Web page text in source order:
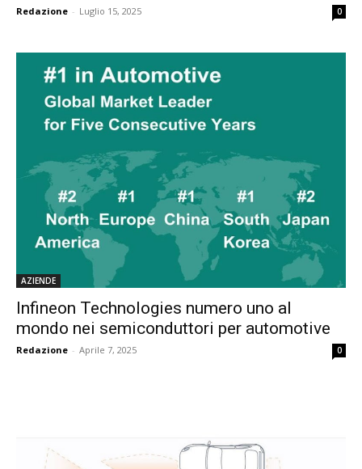
Redazione - Luglio 15, 2025 0
AZIENDE
Infineon Technologies numero uno al
mondo nei semiconduttori per automotive
Redazione - Aprile 7, 2025 0